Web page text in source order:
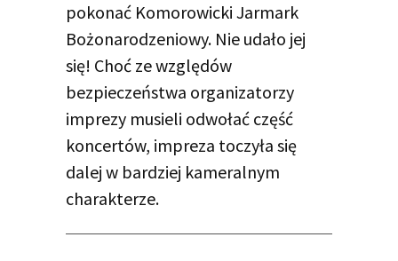
pokonać Komorowicki Jarmark
Bożonarodzeniowy. Nie udało jej
się! Choć ze względów
bezpieczeństwa organizatorzy
imprezy musieli odwołać część
koncertów, impreza toczyła się
dalej w bardziej kameralnym
charakterze.